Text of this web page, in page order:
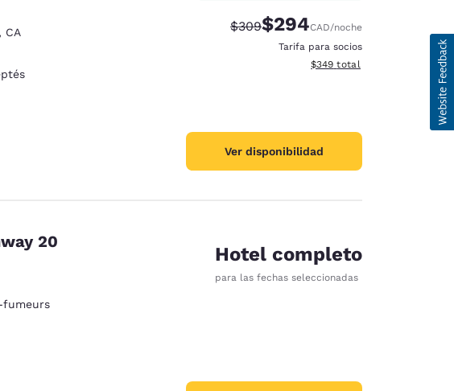
, CA
Precio tachado:
$309Precio con descuento:
$294CAD/noche
Tarifa para socios
Ver detalles del total
$349 total
Ver disponibilidad
20
fumeurs
Hotel completo
para las fechas seleccionadas